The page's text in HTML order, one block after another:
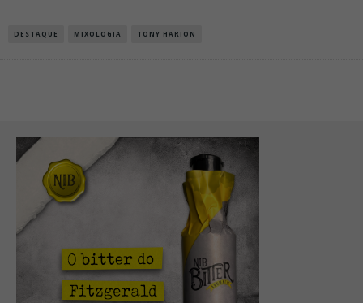
DESTAQUE MIXOLOGIA TONY HARION